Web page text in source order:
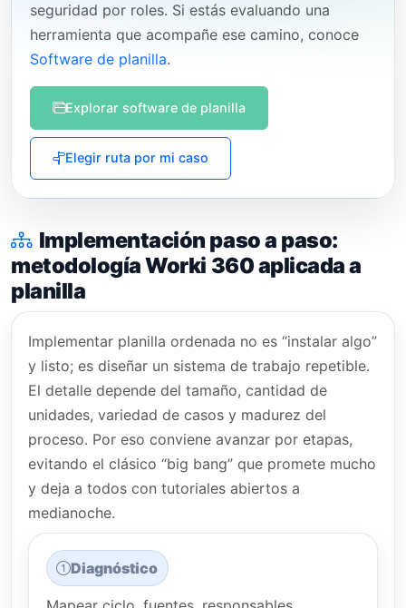
seguridad por roles. Si estás evaluando una
herramienta que acompañe ese camino, conoce
Software de planilla.
Explorar software de planilla
Elegir ruta por mi caso
Implementación paso a paso:
metodología Worki 360 aplicada a
planilla
Implementar planilla ordenada no es “instalar algo”
y listo; es diseñar un sistema de trabajo repetible.
El detalle depende del tamaño, cantidad de
unidades, variedad de casos y madurez del
proceso. Por eso conviene avanzar por etapas,
evitando el clásico “big bang” que promete mucho
y deja a todos con tutoriales abiertos a
medianoche.
Diagnóstico